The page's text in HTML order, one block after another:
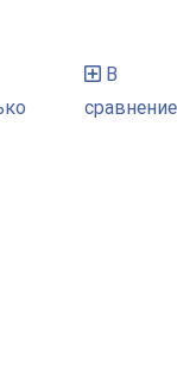
В
сравнение